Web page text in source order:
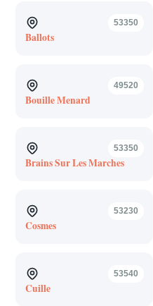
53350
Ballots
49520
Bouille Menard
53350
Brains Sur Les Marches
53230
Cosmes
53540
Cuille